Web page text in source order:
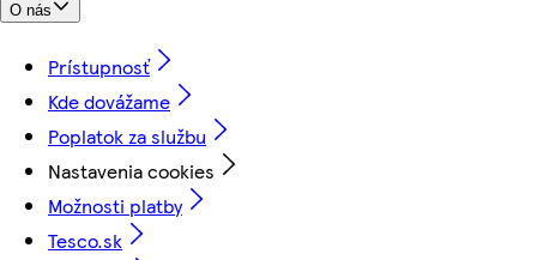
O nás
Prístupnosť
Kde dovážame
Poplatok za službu
Nastavenia cookies
Možnosti platby
Tesco.sk